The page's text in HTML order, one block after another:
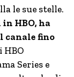
le sue stelle.
HBO, ha
canale fino
HBO
Series e